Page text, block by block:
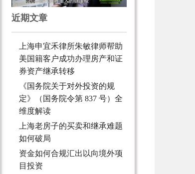
近期文章
上海申宜禾律所朱敏律师帮助
美国籍客户成功办理房产和证
券资产继承转移
《国务院关于对外投资的规
定》（国务院令第 837 号）全
维度解读
上海老房子的买卖和继承难题
如何破局
资金如何合规汇出以向境外项
目投资